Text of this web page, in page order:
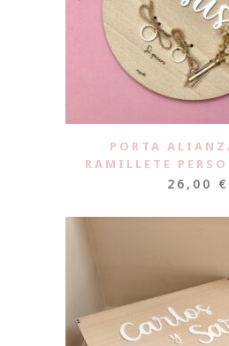
PORTA
RAMILLETE
26,00 €